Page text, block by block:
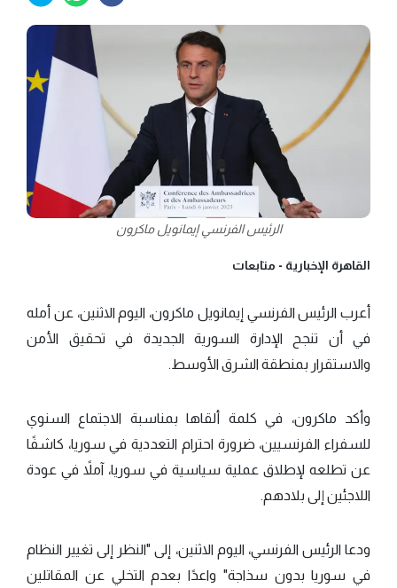
الرئيس الفرنسي إيمانويل ماكرون
القاهرة الإخبارية - متابعات
أعرب الرئيس الفرنسي إيمانويل ماكرون، اليوم الاثنين، عن أمله
في أن تنجح الإدارة السورية الجديدة في تحقيق الأمن
والاستقرار بمنطقة الشرق الأوسط.
وأكد ماكرون، في كلمة ألقاها بمناسبة الاجتماع السنوي
للسفراء الفرنسيين، ضرورة احترام التعددية في سوريا، كاشفًا
عن تطلعه لإطلاق عملية سياسية في سوريا، آملاً في عودة
اللاجئين إلى بلادهم.
ودعا الرئيس الفرنسي، اليوم الاثنين، إلى "النظر إلى تغيير النظام
في سوريا بدون سذاجة" واعدًا بعدم التخلي عن المقاتلين